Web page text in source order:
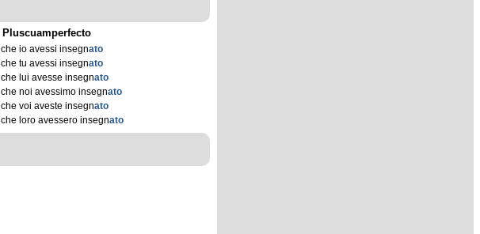
Pluscuamperfecto
che io avessi insegnato
che tu avessi insegnato
che lui avesse insegnato
che noi avessimo insegnato
che voi aveste insegnato
che loro avessero insegnato